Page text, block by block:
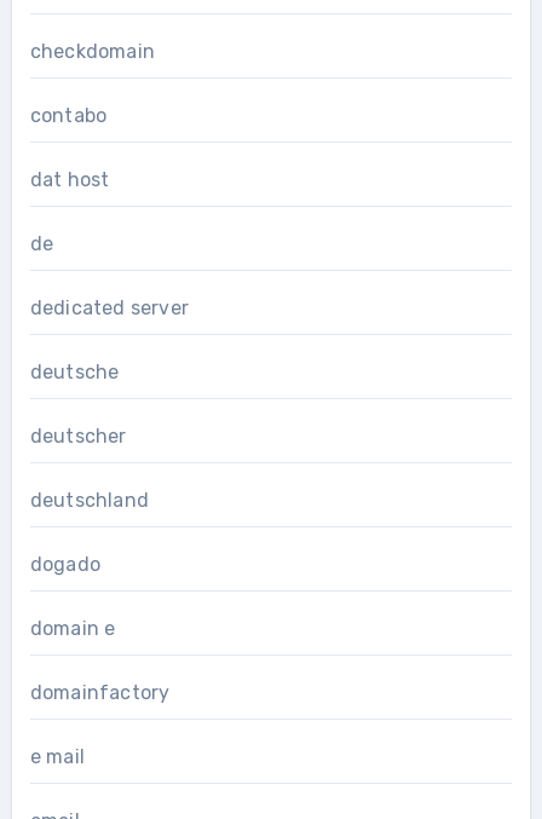
checkdomain
contabo
dat host
de
dedicated server
deutsche
deutscher
deutschland
dogado
domain e
domainfactory
e mail